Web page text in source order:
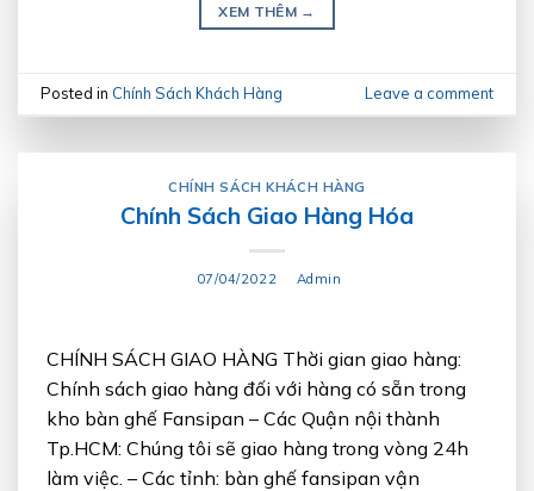
XEM THÊM →
Posted in Chính Sách Khách Hàng Leave a comment
CHÍNH SÁCH KHÁCH HÀNG
Chính Sách Giao Hàng Hóa
07/04/2022 Admin
CHÍNH SÁCH GIAO HÀNG Thời gian giao hàng:
Chính sách giao hàng đối với hàng có sẵn trong
kho bàn ghế Fansipan – Các Quận nội thành
Tp.HCM: Chúng tôi sẽ giao hàng trong vòng 24h
làm việc. – Các tỉnh: bàn ghế fansipan vận